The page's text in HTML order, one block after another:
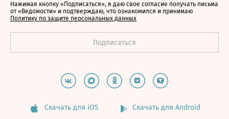
Нажимая кнопку «Подписаться», я даю свое согласие получать письма
от «Ведомости» и подтверждаю, что ознакомился и принимаю
Политику по защите персональных данных
Скачать для iOS Скачать для Android